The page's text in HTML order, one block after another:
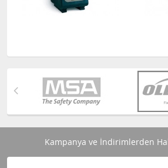
Kampanya ve İndirimlerden